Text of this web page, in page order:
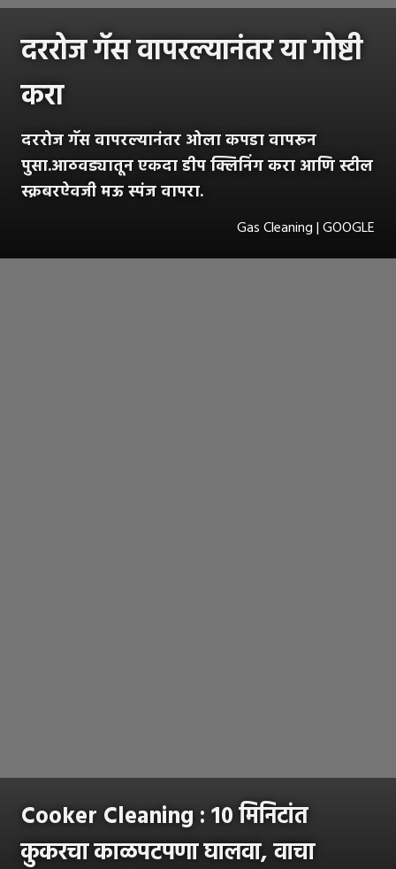
दररोज गॅस वापरल्यानंतर या गोष्टी
करा
दररोज गॅस वापरल्यानंतर ओला कपडा वापरून
पुसा.आठवड्यातून एकदा डीप क्लिनिंग करा आणि स्टील
स्क्रबरऐवजी मऊ स्पंज वापरा.
Gas Cleaning | GOOGLE
Cooker Cleaning : 10 मिनिटांत
कुकरचा काळपटपणा घालवा, वाचा